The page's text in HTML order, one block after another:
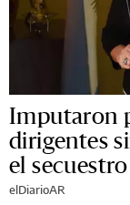
Imputaron
dirigentes
el
elDiarioAR